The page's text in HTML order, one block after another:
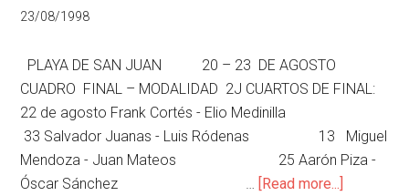
23/08/1998
PLAYA DE SAN JUAN 20 – 23 DE AGOSTO
CUADRO FINAL – MODALIDAD 2J CUARTOS DE FINAL:
22 de agosto Frank Cortés - Elio Medinilla
33 Salvador Juanas - Luis Ródenas 13 Miguel
Mendoza - Juan Mateos 25 Aarón Piza -
Óscar Sánchez … [Read more...]